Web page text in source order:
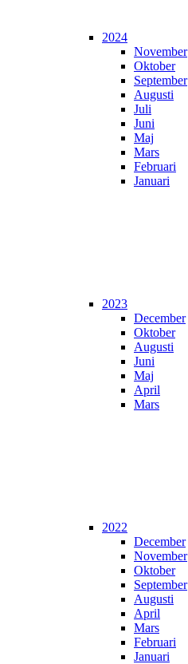
2024
November
Oktober
September
Augusti
Juli
Juni
Maj
Mars
Februari
Januari
2023
December
Oktober
Augusti
Juni
Maj
April
Mars
2022
December
November
Oktober
September
Augusti
April
Mars
Februari
Januari